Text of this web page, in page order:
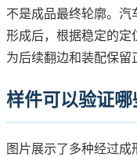
不是成品最终轮廓。
形成后，根据稳定的定
为后续翻边和装配保留
样件可以验证哪
图片展示了多种经过